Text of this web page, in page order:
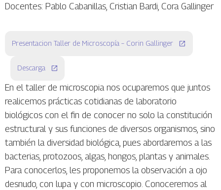
Docentes: Pablo Cabanillas, Cristian Bardi, Cora Gallinger
Presentacion Taller de Microscopía – Corin Gallinger
Descarga
En el taller de microscopia nos ocuparemos que juntos
realicemos prácticas cotidianas de laboratorio
biológicos con el fin de conocer no solo la constitución
estructural y sus funciones de diversos organismos, sino
también la diversidad biológica, pues abordaremos a las
bacterias, protozoos, algas, hongos, plantas y animales.
Para conocerlos, les proponemos la observación a ojo
desnudo, con lupa y con microscopio. Conoceremos al